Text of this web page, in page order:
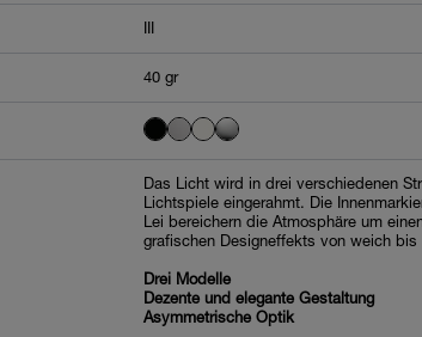
40 gr
Das Licht wird in drei verschiedenen
Lichtspiele eingerahmt. Die
Lei bereichern die Atmosphäre um
grafischen Designeffekts von weich bis
Drei Modelle
Dezente und elegante Gestaltung
Asymmetrische Optik